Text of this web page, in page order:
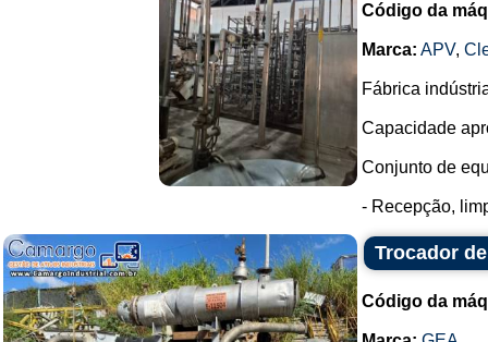
Código da
Marca: APV,
Fábrica
Capacidade
Conjunto de
- Recepção,
Trocador
Código da